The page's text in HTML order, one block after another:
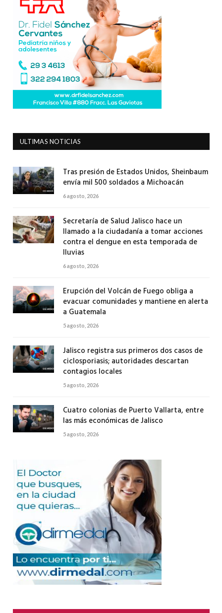
ULTIMAS NOTICIAS
Tras presión de Estados Unidos, Sheinbaum
envía mil 500 soldados a Michoacán
6 agosto, 2026
Secretaría de Salud Jalisco hace un
llamado a la ciudadanía a tomar acciones
contra el dengue en esta temporada de
lluvias
6 agosto, 2026
Erupción del Volcán de Fuego obliga a
evacuar comunidades y mantiene en alerta
a Guatemala
5 agosto, 2026
Jalisco registra sus primeros dos casos de
ciclosporiasis; autoridades descartan
contagios locales
5 agosto, 2026
Cuatro colonias de Puerto Vallarta, entre
las más económicas de Jalisco
5 agosto, 2026